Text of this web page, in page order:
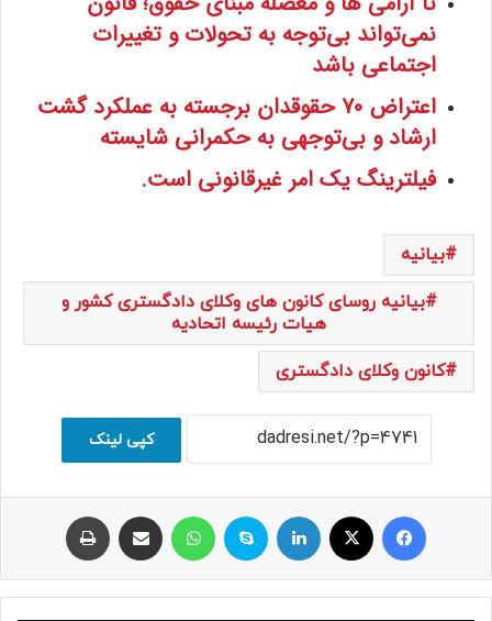
نمی‌تواند بی‌توجه به تحولات و تغییرات
اجتماعی باشد
اعتراض 70 حقوقدان برجسته به عملکرد گشت
ارشاد و بی‌توجهی به حکمرانی شایسته
فیلترینگ یک امر غیرقانونی است.
بیانیه
بیانیه روسای کانون های وکلای دادگستری کشور و
هیات رئیسه اتحادیه
کانون وکلای دادگستری
کپی لینک
فیسبوک ایکس لینکداین اسکایپ واتس آپ اشتراک با ایمیل